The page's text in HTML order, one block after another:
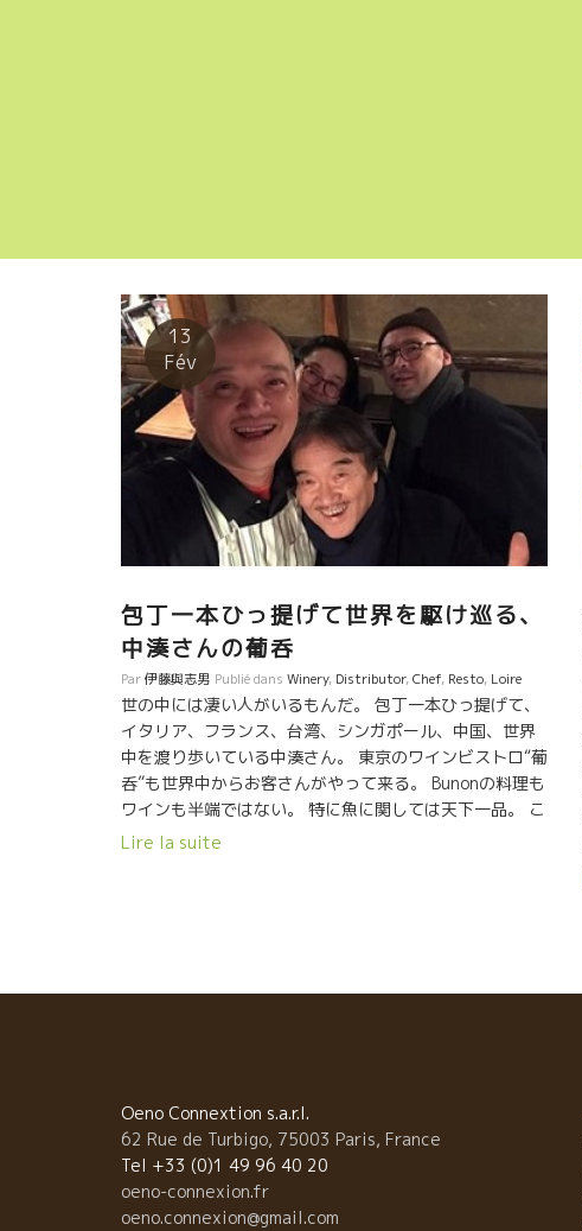
13
Fév
包丁一本ひっ提げて世界を駆け巡る、
中湊さんの葡呑
Par伊藤與志男 Publié dans Winery, Distributor,Chef, Resto, Loire
世の中には凄い人がいるもんだ。 包丁一本ひっ提げて、
イタリア、フランス、台湾、シンガポール、中国、世界
中を渡り歩いている中湊さん。 東京のワインビストロ“葡
呑”も世界中からお客さんがやって来る。 Bunonの料理も
ワインも半端ではない。 特に魚に関しては天下一品。 こ
んなスケールの大きいことできる人は他にいないでしょ
★勝山さん追悼の杯を葡呑で！ ここでの最高の思い出
ティスト・クザンのMarie Rose マリー・ローズだっ
た。。 別世界に行ってしまいました。 店を出た時は
チョット明るみが。 ありがとうございました。楽しかっ
た！
Lire la suite
Oeno Connextion s.a.r.l.
62 Rue de Turbigo, 75003 Paris, France
Tel +33 (0)1 49 96 40 20
oeno-connexion.fr
oeno.connexion@gmail.com